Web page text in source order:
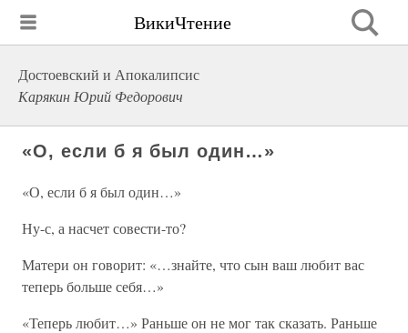
ВикиЧтение
Достоевский и Апокалипсис
Карякин Юрий Федорович
«О, если б я был один…»
«О, если б я был один…»
Ну-с, а насчет совести-то?
Матери он говорит: «…знайте, что сын ваш любит вас
теперь больше себя…»
«Теперь любит…» Раньше он не мог так сказать. Раньше